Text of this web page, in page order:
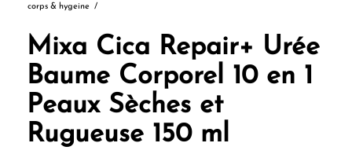
corps & hygeine
/
Mixa Cica Repair+ Urée
Baume Corporel 10 en 1
Peaux Sèches et
Rugueuse 150 ml